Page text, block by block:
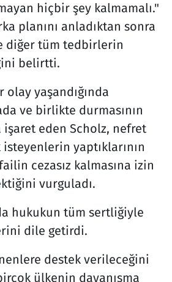
hiçbir şey kalmamalı."
planını anladıktan sonra
diğer tüm tedbirlerin
belirtti.
yaşandığında
ve birlikte durmasının
eden Scholz, nefret
yaptıklarının
cezasız kalmasına izin
vurguladı.
hukukun tüm sertliğiyle
dile getirdi.
destek verileceğini
ülkenin dayanışma